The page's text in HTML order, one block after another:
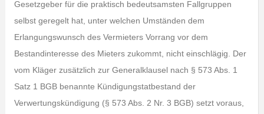
Gesetzgeber für die praktisch bedeutsamsten Fallgruppen
selbst geregelt hat, unter welchen Umständen dem
Erlangungswunsch des Vermieters Vorrang vor dem
Bestandinteresse des Mieters zukommt, nicht einschlägig. Der
vom Kläger zusätzlich zur Generalklausel nach § 573 Abs. 1
Satz 1 BGB benannte Kündigungstatbestand der
Verwertungskündigung (§ 573 Abs. 2 Nr. 3 BGB) setzt voraus,